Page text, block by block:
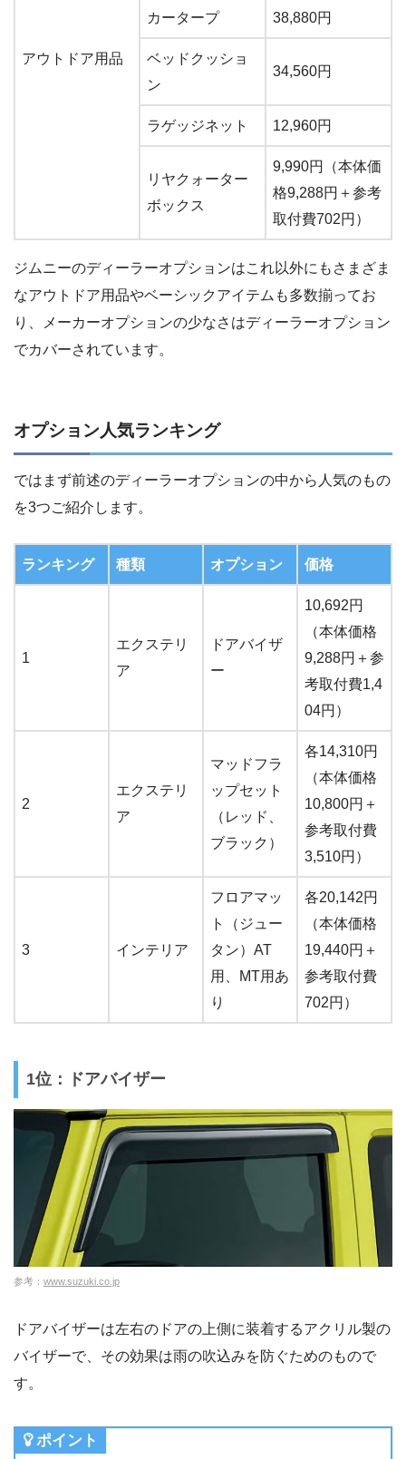
アウトドア用品
カータープ 38,880円
ベッドクッショ
ン
34,560円
ラゲッジネット 12,960円
リヤクォーター
ボックス
9,990円（本体価
格9,288円＋参考
取付費702円）
ジムニーのディーラーオプションはこれ以外にもさまざま
なアウトドア用品やベーシックアイテムも多数揃ってお
り、メーカーオプションの少なさはディーラーオプション
でカバーされています。
オプション人気ランキング
ではまず前述のディーラーオプションの中から人気のもの
を3つご紹介します。
ランキング 種類 オプション 価格
1
エクステリ
ア
ドアバイザ
ー
10,692円
（本体価格
9,288円＋参
考取付費1,4
04円）
2
エクステリ
ア
マッドフラ
ップセット
（レッド、
ブラック）
各14,310円
（本体価格
10,800円＋
参考取付費
3,510円）
3 インテリア
フロアマッ
ト（ジュー
タン）AT
用、MT用あ
り
各20,142円
（本体価格
19,440円＋
参考取付費
702円）
1位：ドアバイザー
参考： www.suzuki.co.jp
ドアバイザーは左右のドアの上側に装着するアクリル製の
バイザーで、その効果は雨の吹込みを防ぐためのもので
す。
ポイント